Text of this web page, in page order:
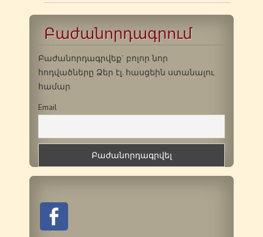
Բաժանորդագրում
Բաժանորդագրվեք` բոլոր նոր
հոդվածները Ձեր էլ. հասցեին ստանալու
համար
Email